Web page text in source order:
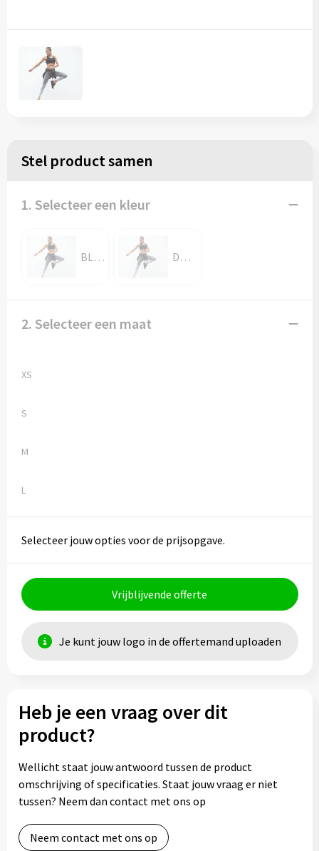
Stel product samen
1. Selecteer een kleur
BLACK DARK GREY MARL
2. Selecteer een maat
XS
S
M
L
Selecteer jouw opties voor de prijsopgave.
Vrijblijvende offerte
Je kunt jouw logo in de offertemand uploaden
Heb je een vraag over dit
product?
Wellicht staat jouw antwoord tussen de product
omschrijving of specificaties. Staat jouw vraag er niet
tussen? Neem dan contact met ons op
Neem contact met ons op